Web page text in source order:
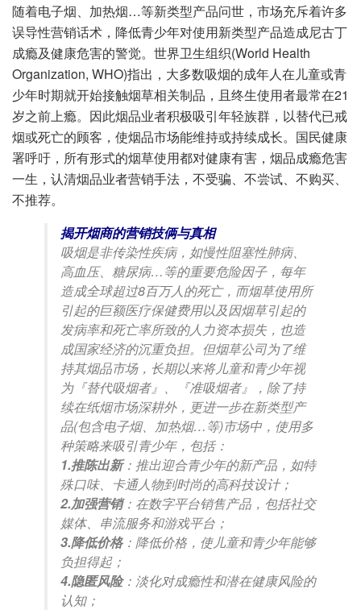
随着电子烟、加热烟…等新类型产品问世，市场充斥着许多
误导性营销话术，降低青少年对使用新类型产品造成尼古丁
成瘾及健康危害的警觉。世界卫生组织(World Health
Organization, WHO)指出，大多数吸烟的成年人在儿童或青
少年时期就开始接触烟草相关制品，且终生使用者最常在21
岁之前上瘾。因此烟品业者积极吸引年轻族群，以替代已戒
烟或死亡的顾客，使烟品市场能维持或持续成长。国民健康
署呼吁，所有形式的烟草使用都对健康有害，烟品成瘾危害
一生，认清烟品业者营销手法，不受骗、不尝试、不购买、
不推荐。
揭开烟商的营销技俩与真相
吸烟是非传染性疾病，如慢性阻塞性肺病、
高血压、糖尿病…等的重要危险因子，每年
造成全球超过8百万人的死亡，而烟草使用所
引起的巨额医疗保健费用以及因烟草引起的
发病率和死亡率所致的人力资本损失，也造
成国家经济的沉重负担。但烟草公司为了维
持其烟品市场，长期以来将儿童和青少年视
为『替代吸烟者』、『准吸烟者』，除了持
续在纸烟市场深耕外，更进一步在新类型产
品(包含电子烟、加热烟…等)市场中，使用多
种策略来吸引青少年，包括：
1.推陈出新：推出迎合青少年的新产品，如特
殊口味、卡通人物到时尚的高科技设计；
2.加强营销：在数字平台销售产品，包括社交
媒体、串流服务和游戏平台；
3.降低价格：降低价格，使儿童和青少年能够
负担得起；
4.隐匿风险：淡化对成瘾性和潜在健康风险的
认知；